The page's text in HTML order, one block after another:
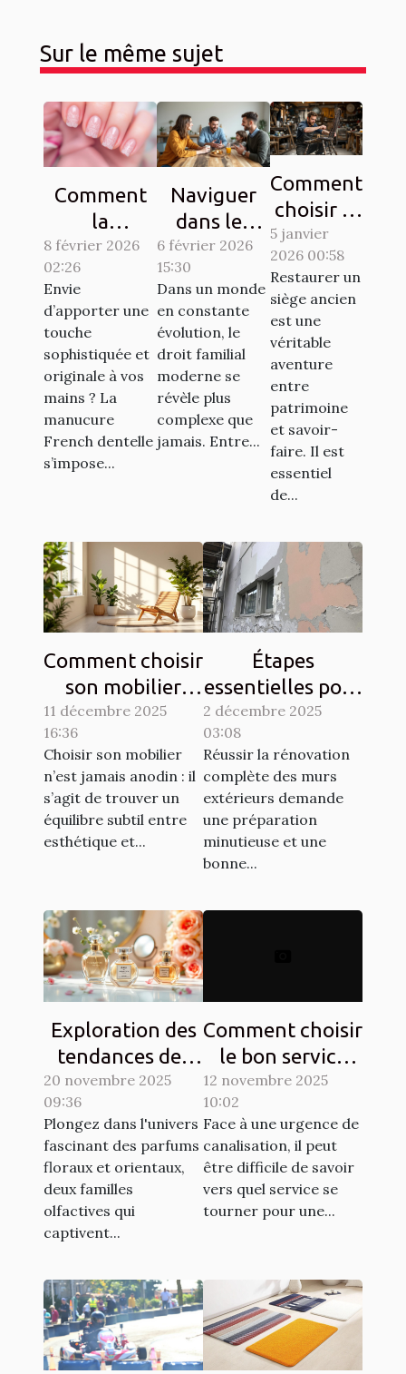
Sur le même sujet
Comment
la
manucure
French
dentelle
transforme-
t-elle votre
style ?
8 février 2026
02:26
Envie
d’apporter une
touche
sophistiquée et
originale à vos
mains ? La
manucure
French dentelle
s’impose...
Naviguer
dans les
complexités
du droit
familial
moderne
6 février 2026
15:30
Dans un monde
en constante
évolution, le
droit familial
moderne se
révèle plus
complexe que
jamais. Entre...
Comment
choisir le
bon
artisan
pour
restaurer
vos
sièges
anciens ?
5 janvier
2026 00:58
Restaurer un
siège ancien
est une
véritable
aventure
entre
patrimoine
et savoir-
faire. Il est
essentiel
de...
Comment choisir
son mobilier
pour allier
esthétique et
durabilité?
11 décembre 2025
16:36
Choisir son mobilier
n’est jamais anodin : il
s’agit de trouver un
équilibre subtil entre
esthétique et...
Étapes
essentielles pour
la rénovation
complète des
murs extérieurs
2 décembre 2025
03:08
Réussir la rénovation
complète des murs
extérieurs demande
une préparation
minutieuse et une
bonne...
Exploration des
tendances des
parfums floraux
et orientaux
20 novembre 2025
09:36
Plongez dans l'univers
fascinant des parfums
floraux et orientaux,
deux familles
olfactives qui
captivent...
Comment choisir
le bon service
pour vos
urgences de
canalisation ?
12 novembre 2025
10:02
Face à une urgence de
canalisation, il peut
être difficile de savoir
vers quel service se
tourner pour une...